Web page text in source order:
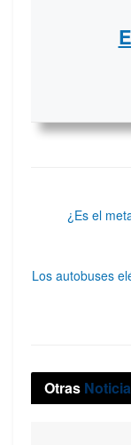
¿Es el
Los autobuses
Otras